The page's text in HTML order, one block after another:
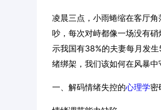
凌晨三点，小雨蜷缩在客厅
吵，每次对峙都像一场没有
示我国有38%的夫妻每月发
绪绑架，我们该如何在风暴中
一、解码情绪失控的心理学密